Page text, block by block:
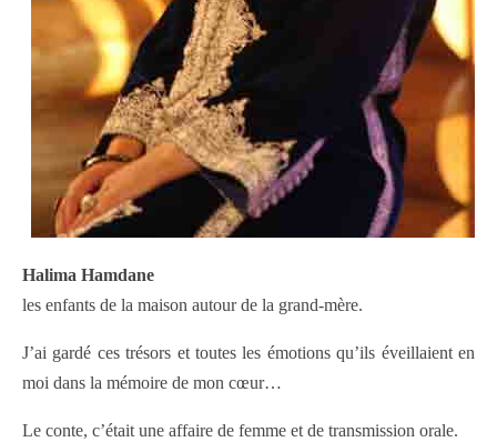
Halima Hamdane
les enfants de la maison autour de la grand-mère.
J’ai gardé ces trésors et toutes les émotions qu’ils éveillaient en
moi dans la mémoire de mon cœur…
Le conte, c’était une affaire de femme et de transmission orale.